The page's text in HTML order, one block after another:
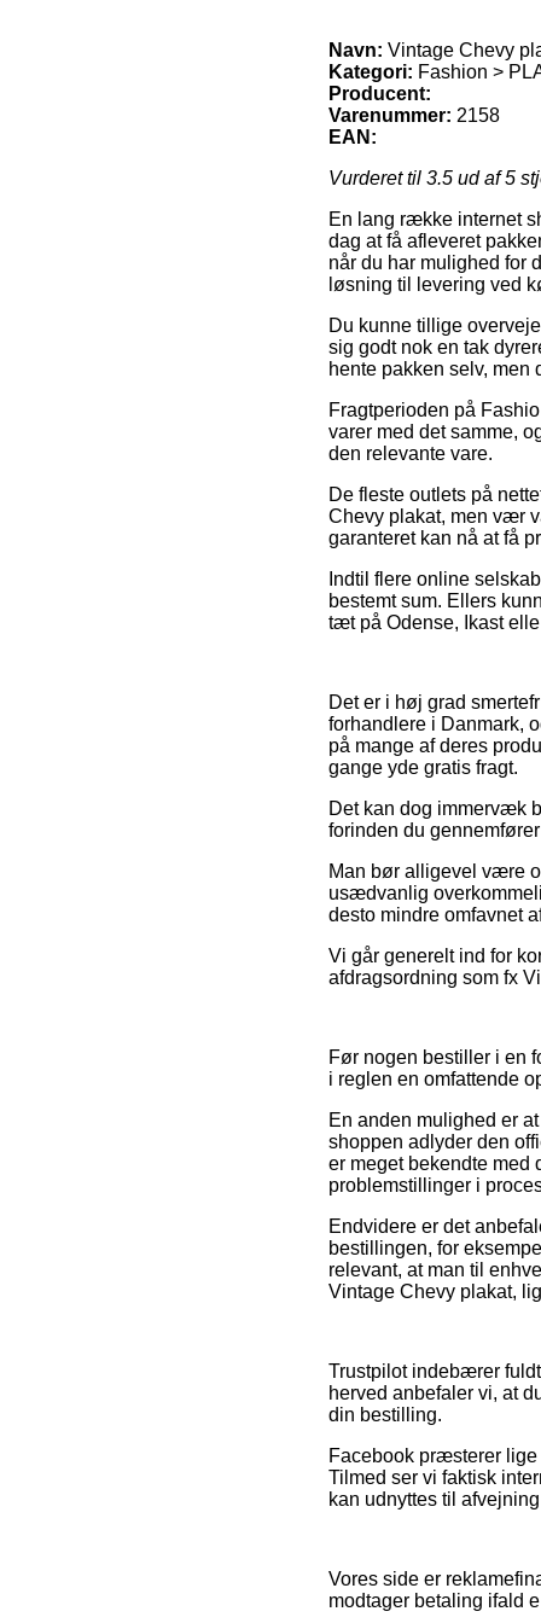
Navn: Vintage Chevy
Kategori: Fashion >
Producent:
Varenummer: 2158
EAN:
Vurderet til 3.5 ud af 5
En lang række internet
dag at få afleveret
når du har mulighed for
løsning til levering ved
Du kunne tillige
sig godt nok en tak
hente pakken selv,
Fragtperioden på
varer med det samme,
den relevante vare.
De fleste outlets på
Chevy plakat, men vær
garanteret kan nå at få
Indtil flere online
bestemt sum. Ellers
tæt på Odense, Ikast
Det er i høj grad
forhandlere i Danmark,
på mange af deres
gange yde gratis fragt.
Det kan dog immervæk
forinden du
Man bør alligevel være
usædvanlig
desto mindre omfavnet
Vi går generelt ind for
afdragsordning som fx
Før nogen bestiller i en
i reglen en omfattende
En anden mulighed er
shoppen adlyder den
er meget bekendte
problemstillinger i
Endvidere er det
bestillingen, for
relevant, at man til
Vintage Chevy plakat,
Trustpilot indebærer
herved anbefaler vi, at
din bestilling.
Facebook præsterer
Tilmed ser vi faktisk
kan udnyttes til
Vores side er
modtager betaling ifald